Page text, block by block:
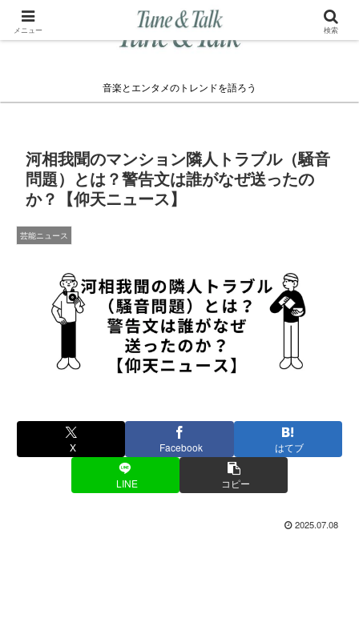
音楽とエンタメのトレンドを語ろう
河相我聞のマンション隣人トラブル（騒音
問題）とは？警告文は誰がなぜ送ったの
か？【仰天ニュース】
芸能ニュース
X Facebook はてブ
LINE コピー
2025.07.08
メニュー 検索